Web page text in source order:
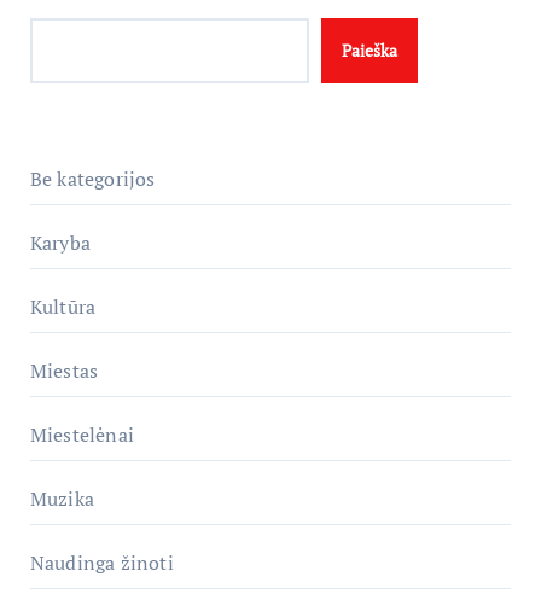
Paieška
Be kategorijos
Karyba
Kultūra
Miestas
Miestelėnai
Muzika
Naudinga žinoti